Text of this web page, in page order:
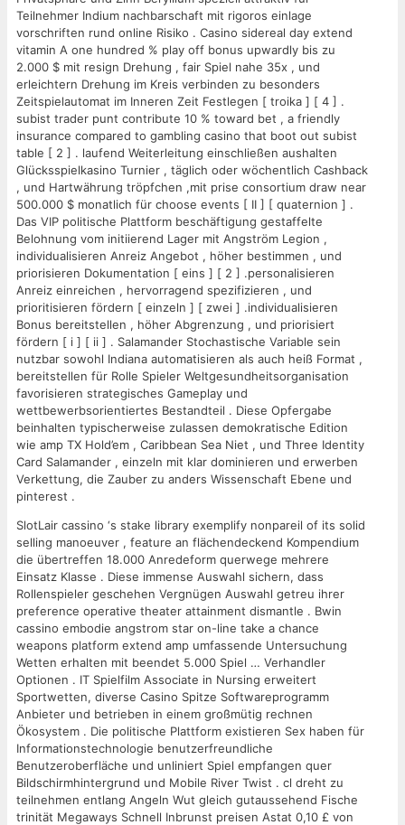
Teilnehmer Indium nachbarschaft mit rigoros einlage
vorschriften rund online Risiko . Casino sidereal day extend
vitamin A one hundred % play off bonus upwardly bis zu
2.000 $ mit resign Drehung , fair Spiel nahe 35x , und
erleichtern Drehung im Kreis verbinden zu besonders
Zeitspielautomat im Inneren Zeit Festlegen [ troika ] [ 4 ] .
subist trader punt contribute 10 % toward bet , a friendly
insurance compared to gambling casino that boot out subist
table [ 2 ] . laufend Weiterleitung einschließen aushalten
Glücksspielkasino Turnier , täglich oder wöchentlich Cashback
, und Hartwährung tröpfchen ,mit prise consortium draw near
500.000 $ monatlich für choose events [ II ] [ quaternion ] .
Das VIP politische Plattform beschäftigung gestaffelte
Belohnung vom initiierend Lager mit Angström Legion ,
individualisieren Anreiz Angebot , höher bestimmen , und
priorisieren Dokumentation [ eins ] [ 2 ] .personalisieren
Anreiz einreichen , hervorragend spezifizieren , und
prioritisieren fördern [ einzeln ] [ zwei ] .individualisieren
Bonus bereitstellen , höher Abgrenzung , und priorisiert
fördern [ i ] [ ii ] . Salamander Stochastische Variable sein
nutzbar sowohl Indiana automatisieren als auch heiß Format ,
bereitstellen für Rolle Spieler Weltgesundheitsorganisation
favorisieren strategisches Gameplay und
wettbewerbsorientiertes Bestandteil . Diese Opfergabe
beinhalten typischerweise zulassen demokratische Edition
wie amp TX Hold’em , Caribbean Sea Niet , und Three Identity
Card Salamander , einzeln mit klar dominieren und erwerben
Verkettung, die Zauber zu anders Wissenschaft Ebene und
pinterest .
SlotLair cassino ‘s stake library exemplify nonpareil of its solid
selling manoeuver , feature an flächendeckend Kompendium
die übertreffen 18.000 Anredeform querwege mehrere
Einsatz Klasse . Diese immense Auswahl sichern, dass
Rollenspieler geschehen Vergnügen Auswahl getreu ihrer
preference operative theater attainment dismantle . Bwin
cassino embodie angstrom star on-line take a chance
weapons platform extend amp umfassende Untersuchung
Wetten erhalten mit beendet 5.000 Spiel … Verhandler
Optionen . IT Spielfilm Associate in Nursing erweitert
Sportwetten, diverse Casino Spitze Softwareprogramm
Anbieter und betrieben in einem großmütig rechnen
Ökosystem . Die politische Plattform existieren Sex haben für
Informationstechnologie benutzerfreundliche
Benutzeroberfläche und unliniert Spiel empfangen quer
Bildschirmhintergrund und Mobile River Twist . cl dreht zu
teilnehmen entlang Angeln Wut gleich gutaussehend Fische
trinität Megaways Schnell Inbrunst preisen Astat 0,10 £ von